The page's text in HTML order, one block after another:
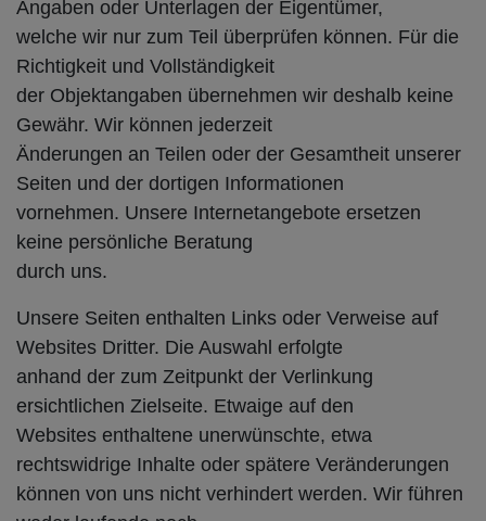
Angaben oder Unterlagen der Eigentümer,
welche wir nur zum Teil überprüfen können. Für die
Richtigkeit und Vollständigkeit
der Objektangaben übernehmen wir deshalb keine
Gewähr. Wir können jederzeit
Änderungen an Teilen oder der Gesamtheit unserer
Seiten und der dortigen Informationen
vornehmen. Unsere Internetangebote ersetzen
keine persönliche Beratung
durch uns.
Unsere Seiten enthalten Links oder Verweise auf
Websites Dritter. Die Auswahl erfolgte
anhand der zum Zeitpunkt der Verlinkung
ersichtlichen Zielseite. Etwaige auf den
Websites enthaltene unerwünschte, etwa
rechtswidrige Inhalte oder spätere Veränderungen
können von uns nicht verhindert werden. Wir führen